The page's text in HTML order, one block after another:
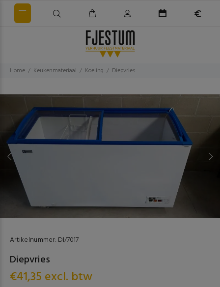
Home Keukenmateriaal Koeling Diepvries
Artikelnummer: DI/7017
Diepvries
€41,35 excl. btw